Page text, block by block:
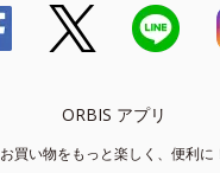
ORBIS アプリ
お買い物をもっと楽しく、便利に